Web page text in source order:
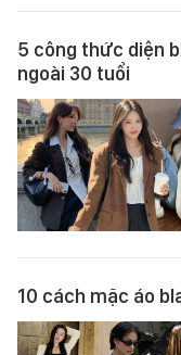
5 công thức diện
ngoài 30 tuổi
10 cách mặc áo